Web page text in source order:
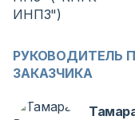
РУКОВОДИТЕЛЬ
ЗАКАЗЧИКА